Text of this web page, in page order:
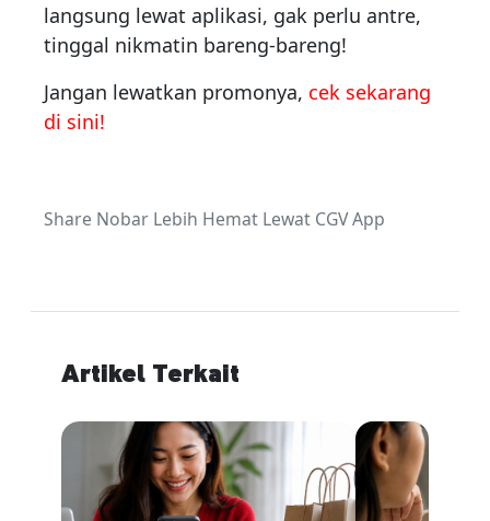
langsung lewat aplikasi, gak perlu antre,
tinggal nikmatin bareng-bareng!
Jangan lewatkan promonya, cek sekarang
di sini!
Share Nobar Lebih Hemat Lewat CGV App
Artikel Terkait